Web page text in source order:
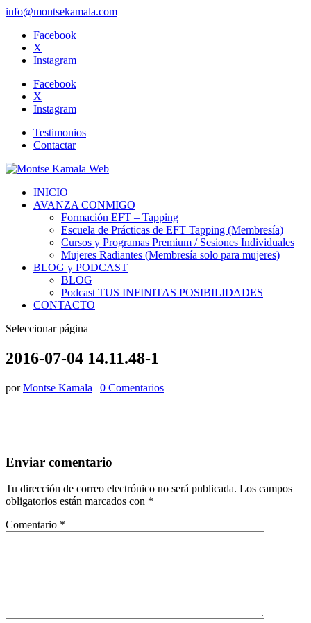
info@montsekamala.com
Facebook
X
Instagram
Facebook
X
Instagram
Testimonios
Contactar
INICIO
AVANZA CONMIGO
Formación EFT – Tapping
Escuela de Prácticas de EFT Tapping (Membresía)
Cursos y Programas Premium / Sesiones Individuales
Mujeres Radiantes (Membresía solo para mujeres)
BLOG y PODCAST
BLOG
Podcast TUS INFINITAS POSIBILIDADES
CONTACTO
Seleccionar página
2016-07-04 14.11.48-1
porMontse Kamala | 0 Comentarios
Enviar comentario
Tu dirección de correo electrónico no será publicada. Los campos
obligatorios están marcados con *
Comentario *